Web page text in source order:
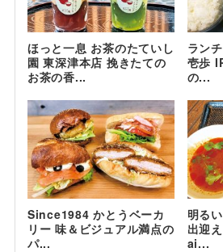
ほっと一息 お茶のたていし
園 東深津本店 挽きたての
お茶の香...
ラン
壱歩
の...
Since1984 かとうベーカ
リー 味＆ビジュアル満点の
パ...
明る
出迎
ai...